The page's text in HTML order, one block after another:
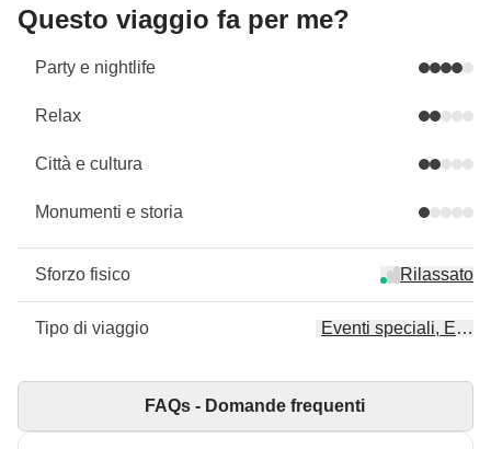
Questo viaggio fa per me?
Party e nightlife
Relax
Città e cultura
Monumenti e storia
Sforzo fisico Rilassato
Tipo di viaggio Eventi speciali,
FAQs - Domande frequenti